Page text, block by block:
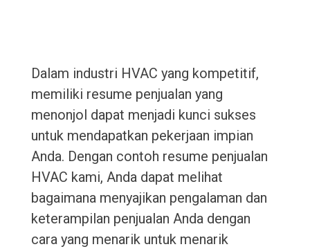
Dalam industri HVAC yang kompetitif,
memiliki resume penjualan yang
menonjol dapat menjadi kunci sukses
untuk mendapatkan pekerjaan impian
Anda. Dengan contoh resume penjualan
HVAC kami, Anda dapat melihat
bagaimana menyajikan pengalaman dan
keterampilan penjualan Anda dengan
cara yang menarik untuk menarik